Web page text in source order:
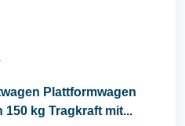
Plattformwagen
150 kg Tragkraft mit...